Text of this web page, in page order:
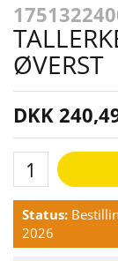
ØVERST
DKK
Status:
2026